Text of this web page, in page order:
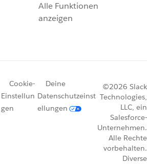
Alle Funktionen
anzeigen
Cookie-
Einstellun
gen
Deine
Datenschutzeinst
ellungen
©2026 Slack
Technologies,
LLC, ein
Salesforce-
Unternehmen.
Alle Rechte
vorbehalten.
Diverse